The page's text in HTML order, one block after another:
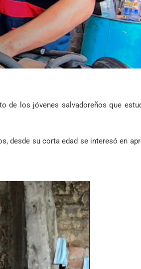
de los jóvenes salvadoreños que
desde su corta edad se interesó en